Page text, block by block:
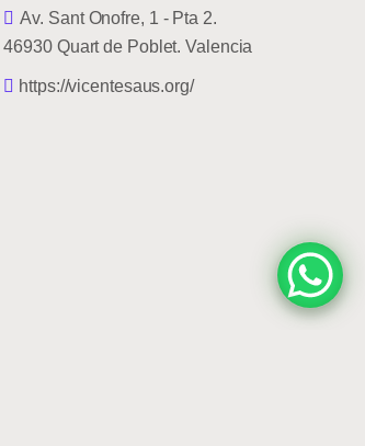
Av. Sant Onofre, 1 - Pta 2.
46930 Quart de Poblet. Valencia
https://vicentesaus.org/